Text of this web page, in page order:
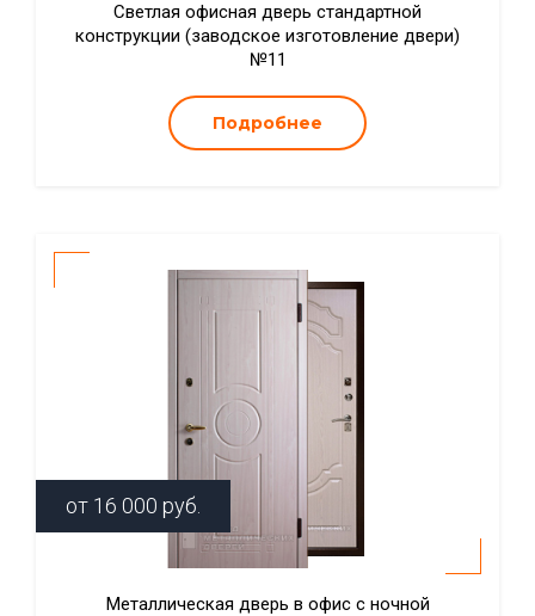
Светлая офисная дверь стандартной
конструкции (заводское изготовление двери)
№11
Подробнее
от 16 000 руб.
Металлическая дверь в офис с ночной